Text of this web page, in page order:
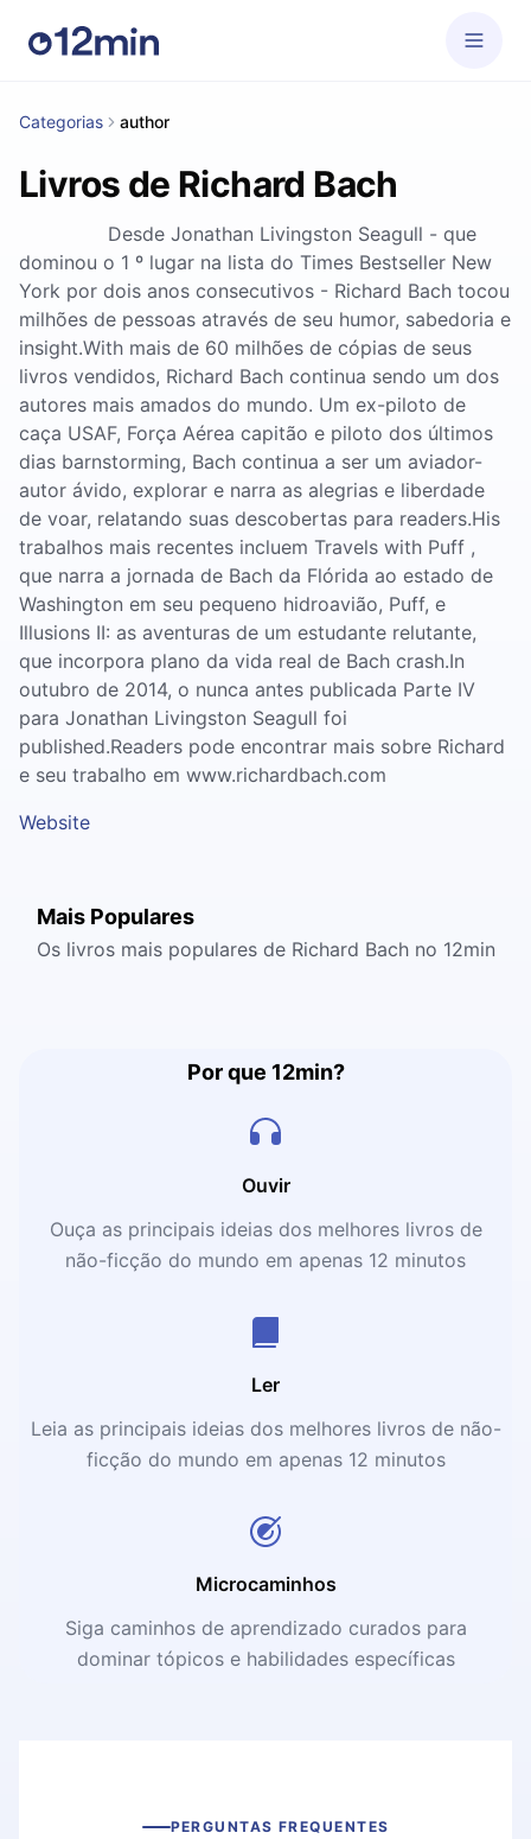
Categorias author
Livros de Richard Bach
Desde Jonathan Livingston Seagull - que
dominou o 1 º lugar na lista do Times Bestseller New
York por dois anos consecutivos - Richard Bach tocou
milhões de pessoas através de seu humor, sabedoria e
insight.With mais de 60 milhões de cópias de seus
livros vendidos, Richard Bach continua sendo um dos
autores mais amados do mundo. Um ex-piloto de
caça USAF, Força Aérea capitão e piloto dos últimos
dias barnstorming, Bach continua a ser um aviador-
autor ávido, explorar e narra as alegrias e liberdade
de voar, relatando suas descobertas para readers.His
trabalhos mais recentes incluem Travels with Puff ,
que narra a jornada de Bach da Flórida ao estado de
Washington em seu pequeno hidroavião, Puff, e
Illusions II: as aventuras de um estudante relutante,
que incorpora plano da vida real de Bach crash.In
outubro de 2014, o nunca antes publicada Parte IV
para Jonathan Livingston Seagull foi
published.Readers pode encontrar mais sobre Richard
e seu trabalho em www.richardbach.com
Website
Mais Populares
Os livros mais populares de Richard Bach no 12min
Por que 12min?
Ouvir
Ouça as principais ideias dos melhores livros de
não-ficção do mundo em apenas 12 minutos
Ler
Leia as principais ideias dos melhores livros de não-
ficção do mundo em apenas 12 minutos
Microcaminhos
Siga caminhos de aprendizado curados para
dominar tópicos e habilidades específicas
PERGUNTAS FREQUENTES